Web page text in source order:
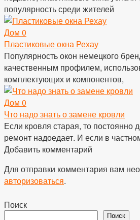
популярность среди жителей
Дом 0
Пластиковые окна Рехау
Популярность окон немецкого
качественным профилем,
комплектующих и компонентов,
Дом 0
Что надо знать о замене кровли
Если кровля старая, то постоянно
ремонт надоедает. И если в
Добавить комментарий
Для отправки комментария вам
авторизоваться.
Поиск
Поиск